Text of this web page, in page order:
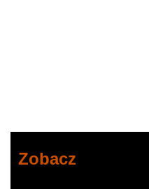
Zobacz